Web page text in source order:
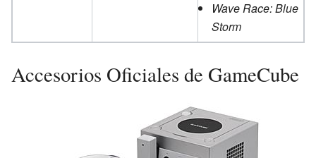
Wave Race: Blue
Storm
Accesorios Oficiales de GameCube